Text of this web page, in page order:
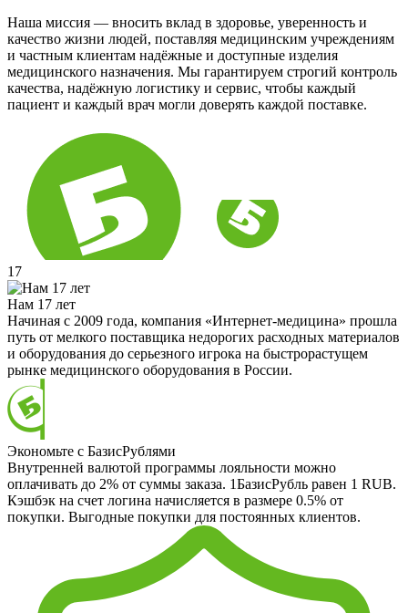
Наша миссия — вносить вклад в здоровье, уверенность и
качество жизни людей, поставляя медицинским учреждениям
и частным клиентам надёжные и доступные изделия
медицинского назначения. Мы гарантируем строгий контроль
качества, надёжную логистику и сервис, чтобы каждый
пациент и каждый врач могли доверять каждой поставке.
17
Нам 17 лет
Начиная с 2009 года, компания «Интернет-медицина» прошла
путь от мелкого поставщика недорогих расходных материалов
и оборудования до серьезного игрока на быстрорастущем
рынке медицинского оборудования в России.
Экономьте с БазисРублями
Внутренней валютой программы лояльности можно
оплачивать до 2% от суммы заказа. 1БазисРубль равен 1 RUB.
Кэшбэк на счет логина начисляется в размере 0.5% от
покупки. Выгодные покупки для постоянных клиентов.